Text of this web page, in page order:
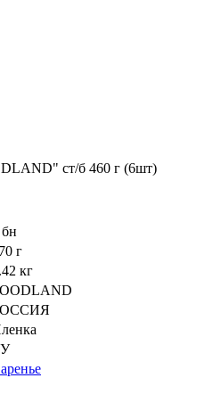
г
кг